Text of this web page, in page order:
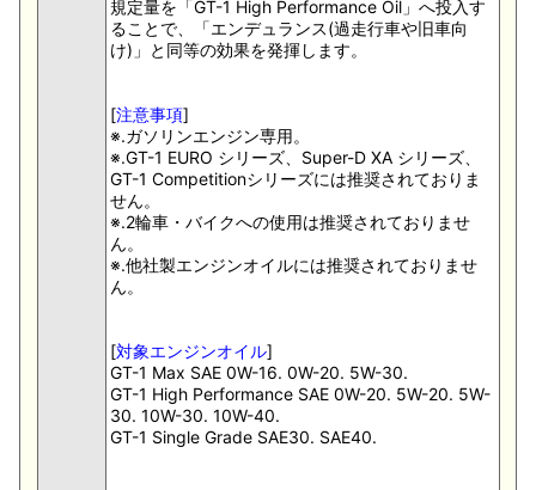
規定量を「GT-1 High Performance Oil」へ投入す
ることで、「エンデュランス(過走行車や旧車向
け)」と同等の効果を発揮します。
[注意事項]
※.ガソリンエンジン専用。
※.GT-1 EURO シリーズ、Super-D XA シリーズ、
GT-1 Competitionシリーズには推奨されておりま
せん。
※.2輪車・バイクへの使用は推奨されておりませ
ん。
※.他社製エンジンオイルには推奨されておりませ
ん。
[対象エンジンオイル]
GT-1 Max SAE 0W-16. 0W-20. 5W-30.
GT-1 High Performance SAE 0W-20. 5W-20. 5W-
30. 10W-30. 10W-40.
GT-1 Single Grade SAE30. SAE40.